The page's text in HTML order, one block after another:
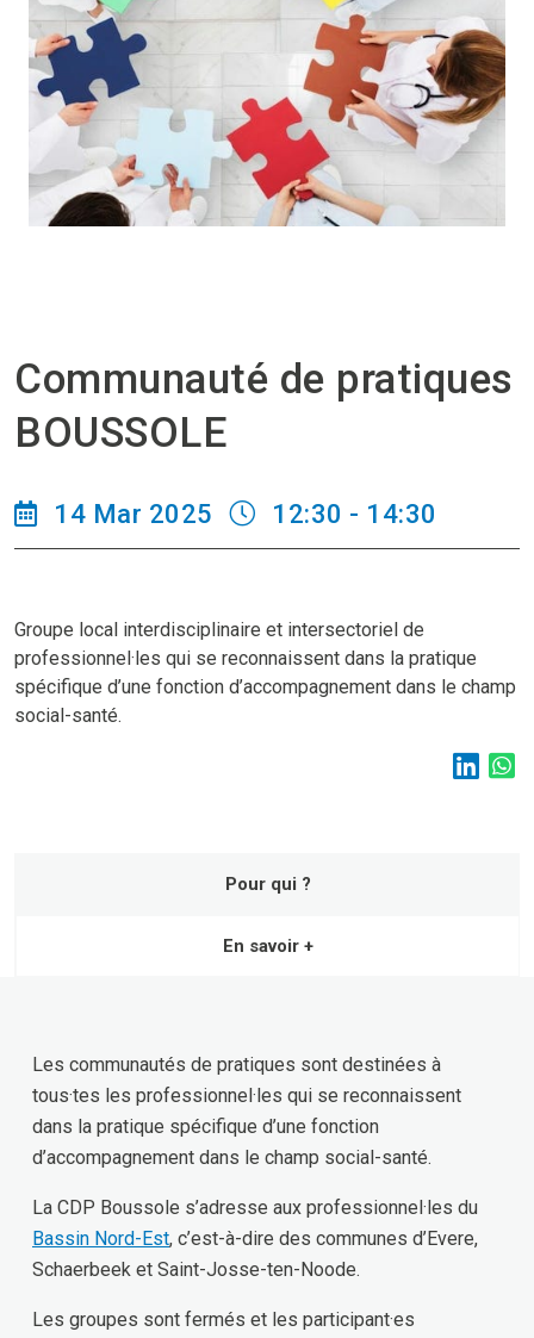
Communauté de pratiques
BOUSSOLE
14 Mar 2025 12:30 - 14:30
Groupe local interdisciplinaire et intersectoriel de
professionnel·les qui se reconnaissent dans la pratique
spécifique d’une fonction d’accompagnement dans le champ
social-santé.
Pour qui ?
En savoir +
Les communautés de pratiques sont destinées à
tous·tes les professionnel·les qui se reconnaissent
dans la pratique spécifique d’une fonction
d’accompagnement dans le champ social-santé.
La CDP Boussole s’adresse aux professionnel·les du
Bassin Nord-Est, c’est-à-dire des communes d’Evere,
Schaerbeek et Saint-Josse-ten-Noode.
Les groupes sont fermés et les participant·es